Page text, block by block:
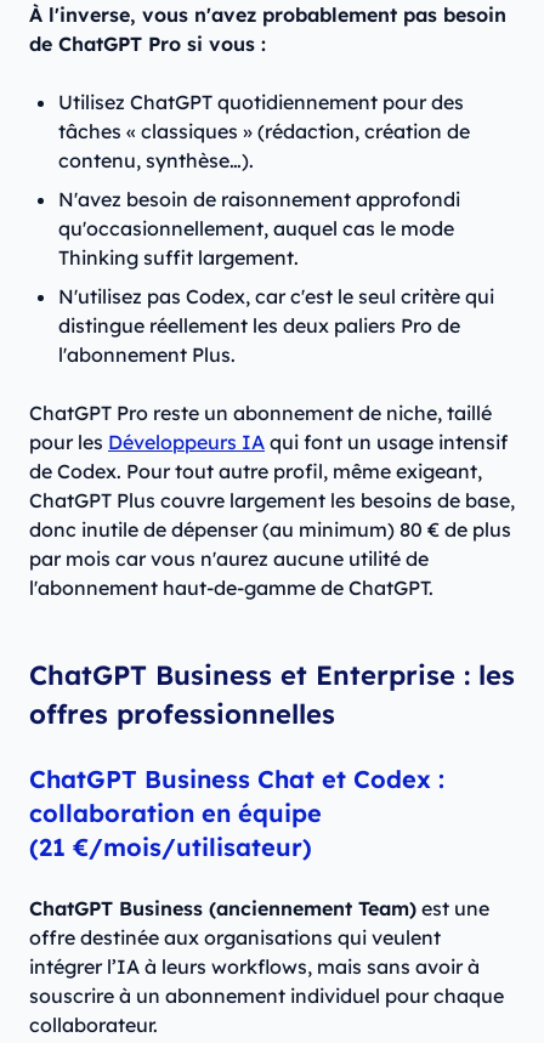
À l'inverse, vous n'avez probablement pas besoin
de ChatGPT Pro si vous :
Utilisez ChatGPT quotidiennement pour des
tâches « classiques » (rédaction, création de
contenu, synthèse…).
N'avez besoin de raisonnement approfondi
qu'occasionnellement, auquel cas le mode
Thinking suffit largement.
N'utilisez pas Codex, car c'est le seul critère qui
distingue réellement les deux paliers Pro de
l'abonnement Plus.
ChatGPT Pro reste un abonnement de niche, taillé
pour les Développeurs IA qui font un usage intensif
de Codex. Pour tout autre profil, même exigeant,
ChatGPT Plus couvre largement les besoins de base,
donc inutile de dépenser (au minimum) 80 € de plus
par mois car vous n'aurez aucune utilité de
l'abonnement haut-de-gamme de ChatGPT.
ChatGPT Business et Enterprise : les
offres professionnelles
ChatGPT Business Chat et Codex :
collaboration en équipe
(21 €/mois/utilisateur)
ChatGPT Business (anciennement Team) est une
offre destinée aux organisations qui veulent
intégrer l’IA à leurs workflows, mais sans avoir à
souscrire à un abonnement individuel pour chaque
collaborateur.